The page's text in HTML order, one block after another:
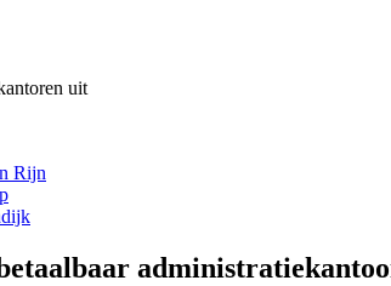
uit
Rijn